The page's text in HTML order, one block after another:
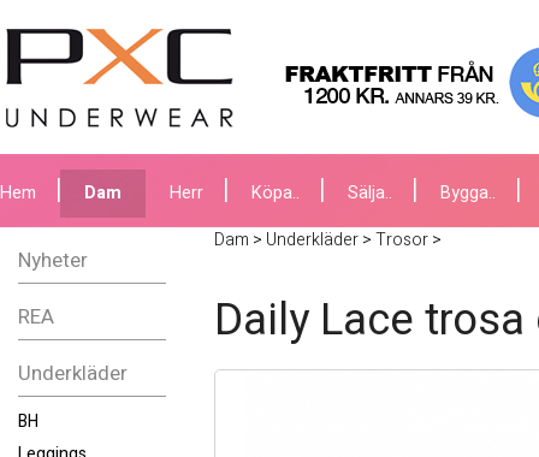
Hem Dam Herr Köpa.. Sälja.. Bygga..
Nyheter
REA
Underkläder
BH
Dam > Underkläder>Trosor>
Daily Lace